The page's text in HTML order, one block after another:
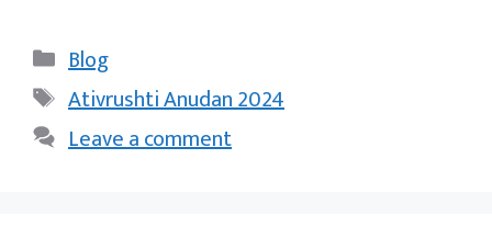
Categories
Blog
Tags
Ativrushti Anudan 2024
Leave a comment